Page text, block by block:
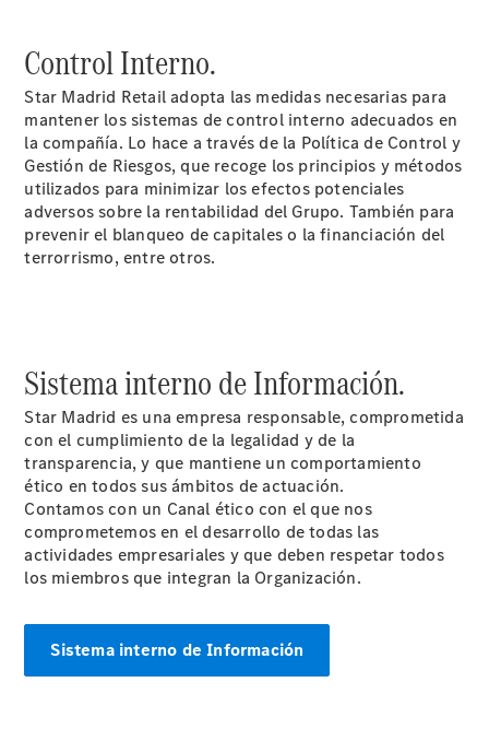
Por qué
incluir un
Mercedes-
comercial
Servicios
para
Empresas
AMG
Performance
Center
Control Interno.
Star Madrid Retail adopta las medidas necesarias para
mantener los sistemas de control interno adecuados en
la compañía. Lo hace a través de la Política de Control y
Gestión de Riesgos, que recoge los principios y métodos
utilizados para minimizar los efectos potenciales
adversos sobre la rentabilidad del Grupo. También para
prevenir el blanqueo de capitales o la financiación del
terrorrismo, entre otros.
Sistema interno de Información.
Star Madrid es una empresa responsable, comprometida
con el cumplimiento de la legalidad y de la
transparencia, y que mantiene un comportamiento
ético en todos sus ámbitos de actuación.
Contamos con un Canal ético con el que nos
comprometemos en el desarrollo de todas las
actividades empresariales y que deben respetar todos
los miembros que integran la Organización.
Sistema interno de Información